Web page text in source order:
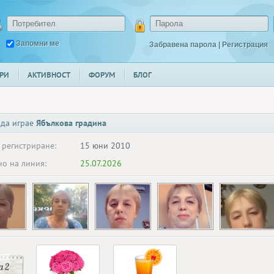
Запомни ме Забравена парола | Регистрация
АКТИВНОСТ ФОРУМ БЛОГ
играе Ябълкова градина
15 юни 2010
на линия:
25.07.2026
2